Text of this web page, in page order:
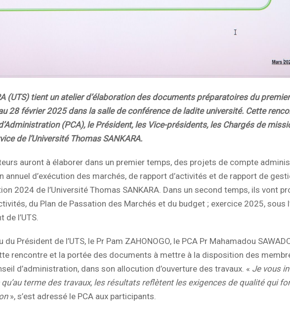
(UTS) tient un atelier d’élaboration des documents préparatoires du
28 février 2025 dans la salle de conférence de ladite université. Cette
(PCA), le Président, les Vice-présidents, les Chargés de
de l’Université Thomas SANKARA.
auront à élaborer dans un premier temps, des projets de compte
annuel d’exécution des marchés, de rapport d’activités et de rapport de
2024 de l’Université Thomas SANKARA. Dans un second temps, ils vont
du Plan de Passation des Marchés et du budget ; exercice 2025, sous
l’UTS.
Président de l’UTS, le Pr Pam ZAHONOGO, le PCA Pr Mahamadou
rencontre et la portée des documents à mettre à la disposition des
d’administration, dans son allocution d’ouverture des travaux. « Je vous
terme des travaux, les résultats reflètent les exigences de qualité qui
», s’est adressé le PCA aux participants.